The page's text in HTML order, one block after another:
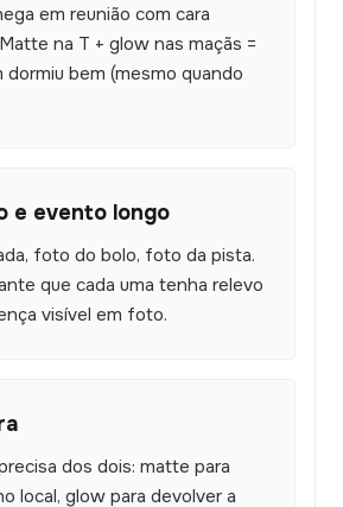
em reunião com cara
na T + glow nas maçãs =
dormiu bem (mesmo quando
e evento longo
foto do bolo, foto da pista.
que cada uma tenha relevo
visível em foto.
dos dois: matte para
local, glow para devolver a